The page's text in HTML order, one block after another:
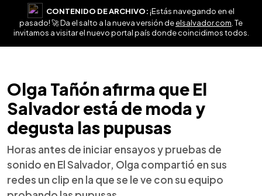
CONTENIDO DE ARCHIVO:¡Estás navegando en el
pasado! 🚀 Da el salto a la nueva versión deelsalvador.com . Te
invitamos a visitar el nuevo portal país donde coincidimos todos.
Olga Tañón afirma que El
Salvador está de moda y
degusta las pupusas
Horas antes de iniciar ensayos y pruebas de
sonido en El Salvador, Olga compartió en sus
redes un clip en la que se le ve con su equipo